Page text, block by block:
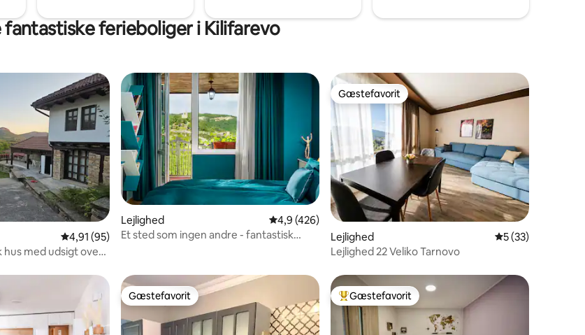
ferieboliger i Kilifarevo
8 omtaler
4,91 ud af 5 i gennemsnitlig bedømmelse, 95 omtaler
4,91 (95)
med udsigt over
Lejlighed 4,9 ud af 5 i gennemsnitlig bedømmelse, 426 omtaler
4,9 (426)
Et sted som ingen andre - fantastisk
Gæstefavorit
Gæstefavorit
Lejlighed 5 ud af 5 i
5 (33)
Lejlighed 22 Veliko Tarnovo
Gæstefavorit
Gæstefavorit Bedste gæstefavorit
Gæstefavorit